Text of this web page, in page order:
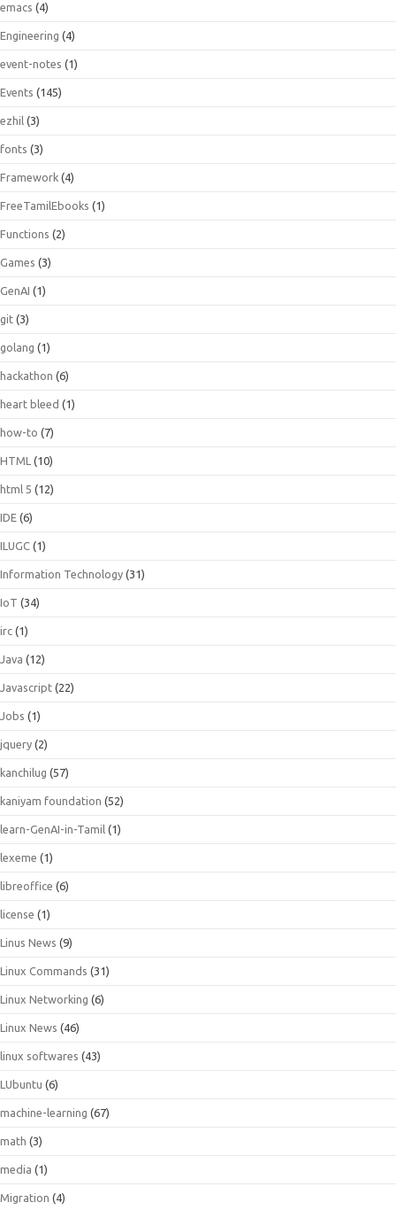
emacs (4)
Engineering (4)
event-notes (1)
Events (145)
ezhil (3)
fonts (3)
Framework (4)
FreeTamilEbooks (1)
Functions (2)
Games (3)
GenAI (1)
git (3)
golang (1)
hackathon (6)
heart bleed (1)
how-to (7)
HTML (10)
html 5 (12)
IDE (6)
ILUGC (1)
Information Technology (31)
IoT (34)
irc (1)
Java (12)
Javascript (22)
Jobs (1)
jquery (2)
kanchilug (57)
kaniyam foundation (52)
learn-GenAI-in-Tamil (1)
lexeme (1)
libreoffice (6)
license (1)
Linus News (9)
Linux Commands (31)
Linux Networking (6)
Linux News (46)
linux softwares (43)
LUbuntu (6)
machine-learning (67)
math (3)
media (1)
Migration (4)